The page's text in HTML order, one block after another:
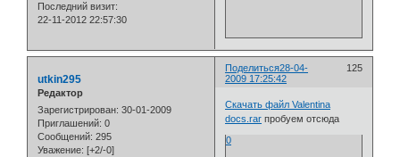
Последний визит:
22-11-2012 22:57:30
Поделиться 125
28-04-
2009 17:25:42
utkin295
Редактор
Зарегистрирован: 30-01-2009
Приглашений: 0
Сообщений: 295
Уважение: [+2/-0]
Скачать файл Valentina
docs.rar пробуем отсюда
0